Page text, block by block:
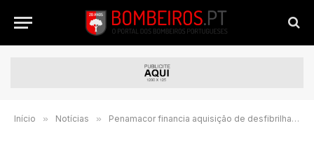
Início » Notícias » Penamacor financia aquisição de desfibrilhadores para os bombeiros